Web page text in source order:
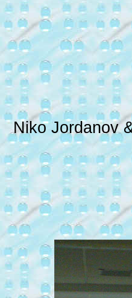
Niko Jordanov